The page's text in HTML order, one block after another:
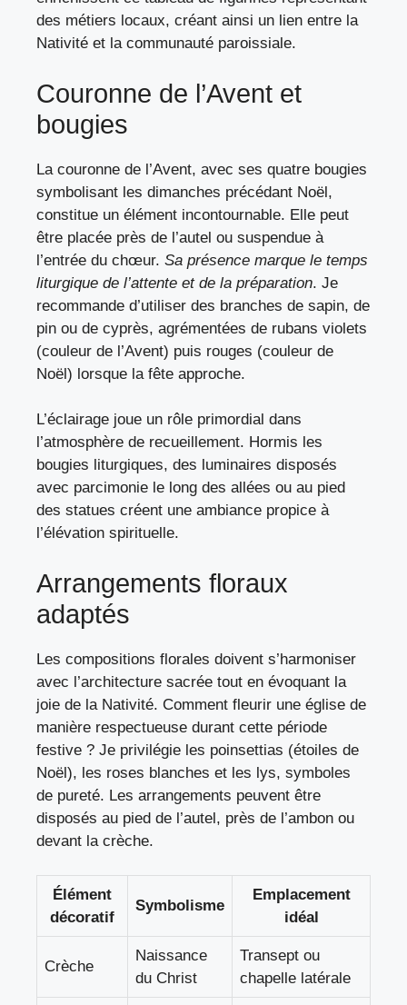
des métiers locaux, créant ainsi un lien entre la
Nativité et la communauté paroissiale.
Couronne de l’Avent et
bougies
La couronne de l’Avent, avec ses quatre bougies
symbolisant les dimanches précédant Noël,
constitue un élément incontournable. Elle peut
être placée près de l’autel ou suspendue à
l’entrée du chœur. Sa présence marque le temps
liturgique de l’attente et de la préparation. Je
recommande d’utiliser des branches de sapin, de
pin ou de cyprès, agrémentées de rubans violets
(couleur de l’Avent) puis rouges (couleur de
Noël) lorsque la fête approche.
L’éclairage joue un rôle primordial dans
l’atmosphère de recueillement. Hormis les
bougies liturgiques, des luminaires disposés
avec parcimonie le long des allées ou au pied
des statues créent une ambiance propice à
l’élévation spirituelle.
Arrangements floraux
adaptés
Les compositions florales doivent s’harmoniser
avec l’architecture sacrée tout en évoquant la
joie de la Nativité. Comment fleurir une église de
manière respectueuse durant cette période
festive ? Je privilégie les poinsettias (étoiles de
Noël), les roses blanches et les lys, symboles
de pureté. Les arrangements peuvent être
disposés au pied de l’autel, près de l’ambon ou
devant la crèche.
Élément
décoratif
Symbolisme
Emplacement
idéal
Crèche
Naissance
du Christ
Transept ou
chapelle latérale